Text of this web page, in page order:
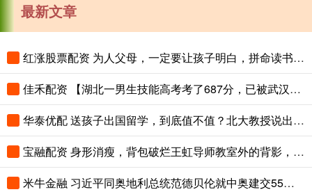
最新文章
红涨股票配资 为人父母，一定要让孩子明白，拼命读书，是在给三代人铺路
佳禾配资 【湖北一男生技能高考考了687分，已被武汉职业技术大学录取，查到录取
华泰优配 送孩子出国留学，到底值不值？北大教授说出了真相
宝融配资 身形消瘦，背包破烂王虹导师教室外的背影，看的多少教授汗颜
米牛金融 习近平同奥地利总统范德贝伦就中奥建交55周年互致贺电